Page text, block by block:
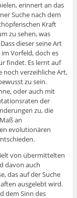
erinnert an das
Suche nach dem
Kraft
zu sehen, was
dieser seine Art
Vorfeld, doch es
findet. Es lernt auf
noch verzeihliche Art,
zu sein.
oder auch mit
der
zu, die
an
evolutionären
von übermittelten
davon auch
das auf der Suche
ausgelebt wird.
dem Sinn des